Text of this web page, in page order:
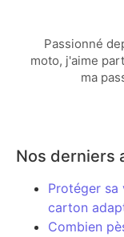
Passionné
moto, j'aime
ma
Nos derniers
Protéger sa
carton
Combien